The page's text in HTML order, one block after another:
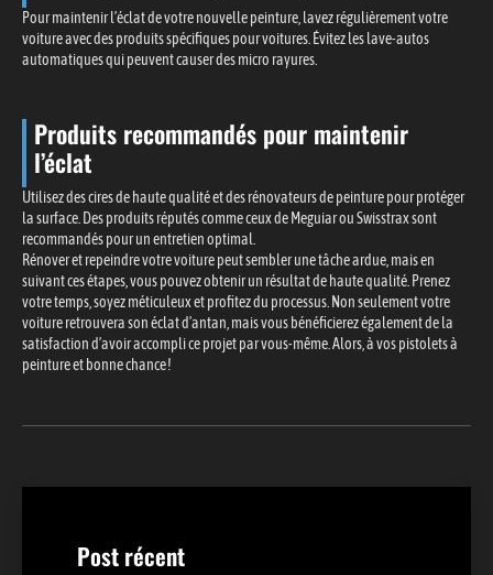
Pour maintenir l’éclat de votre nouvelle peinture, lavez régulièrement votre
voiture avec des produits spécifiques pour voitures. Évitez les lave-autos
automatiques qui peuvent causer des micro rayures.
Produits recommandés pour maintenir
l’éclat
Utilisez des cires de haute qualité et des rénovateurs de peinture pour protéger
la surface. Des produits réputés comme ceux de Meguiar ou Swisstrax sont
recommandés pour un entretien optimal.
Rénover et repeindre votre voiture peut sembler une tâche ardue, mais en
suivant ces étapes, vous pouvez obtenir un résultat de haute qualité. Prenez
votre temps, soyez méticuleux et profitez du processus. Non seulement votre
voiture retrouvera son éclat d’antan, mais vous bénéficierez également de la
satisfaction d’avoir accompli ce projet par vous-même. Alors, à vos pistolets à
peinture et bonne chance !
Post récent